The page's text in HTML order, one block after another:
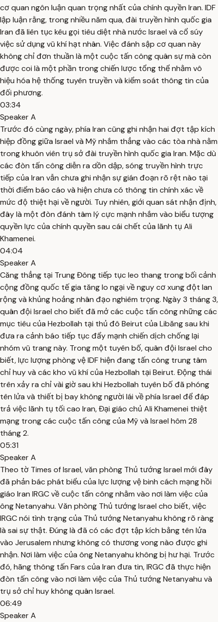
cơ quan ngôn luận quan trọng nhất của chính quyền Iran. IDF
lập luận rằng, trong nhiều năm qua, đài truyền hình quốc gia
Iran đã liên tục kêu gọi tiêu diệt nhà nước Israel và cổ súy
việc sử dụng vũ khí hạt nhân. Việc đánh sập cơ quan này
không chỉ đơn thuần là một cuộc tấn công quân sự mà còn
được coi là một phần trong chiến lược tổng thể nhằm vô
hiệu hóa hệ thống tuyên truyền và kiểm soát thông tin của
đối phương.
03:34
Speaker A
Trước đó cùng ngày, phía Iran cũng ghi nhận hai đợt tập kích
hiệp đồng giữa Israel và Mỹ nhắm thẳng vào các tòa nhà nằm
trong khuôn viên trụ sở đài truyền hình quốc gia Iran. Mặc dù
các đòn tấn công diễn ra dồn dập, sóng truyền hình trực
tiếp của Iran vẫn chưa ghi nhận sự gián đoạn rõ rệt nào tại
thời điểm báo cáo và hiện chưa có thông tin chính xác về
mức độ thiệt hại về người. Tuy nhiên, giới quan sát nhận định,
đây là một đòn đánh tâm lý cực mạnh nhắm vào biểu tượng
quyền lực của chính quyền sau cái chết của lãnh tụ Ali
Khamenei.
04:04
Speaker A
Căng thẳng tại Trung Đông tiếp tục leo thang trong bối cảnh
cộng đồng quốc tế gia tăng lo ngại về nguy cơ xung đột lan
rộng và khủng hoảng nhân đạo nghiêm trọng. Ngày 3 tháng 3,
quân đội Israel cho biết đã mở các cuộc tấn công những các
mục tiêu của Hezbollah tại thủ đô Beirut của Libăng sau khi
đưa ra cảnh báo tiếp tục đẩy mạnh chiến dịch chống lại
nhóm vũ trang này. Trong một tuyên bố, quân đội Israel cho
biết, lực lượng phòng vệ IDF hiện đang tấn công trung tâm
chỉ huy và các kho vũ khí của Hezbollah tại Beirut. Động thái
trên xảy ra chỉ vài giờ sau khi Hezbollah tuyên bố đã phóng
tên lửa và thiết bị bay không người lái về phía Israel để đáp
trả việc lãnh tụ tối cao Iran, Đại giáo chủ Ali Khamenei thiệt
mạng trong các cuộc tấn công của Mỹ và Israel hôm 28
tháng 2.
05:31
Speaker A
Theo tờ Times of Israel, văn phòng Thủ tướng Israel mới đây
đã phản bác phát biểu của lực lượng vệ binh cách mạng hồi
giáo Iran IRGC về cuộc tấn công nhằm vào nơi làm việc của
ông Netanyahu. Văn phòng Thủ tướng Israel cho biết, việc
IRGC nói tình trạng của Thủ tướng Netanyahu không rõ ràng
là sai sự thật. Đúng là đã có các đợt tập kích bằng tên lửa
vào Jerusalem nhưng không có thương vong nào được ghi
nhận. Nơi làm việc của ông Netanyahu không bị hư hại. Trước
đó, hãng thông tấn Fars của Iran đưa tin, IRGC đã thực hiện
đòn tấn công vào nơi làm việc của Thủ tướng Netanyahu và
trụ sở chỉ huy không quân Israel.
06:49
Speaker A